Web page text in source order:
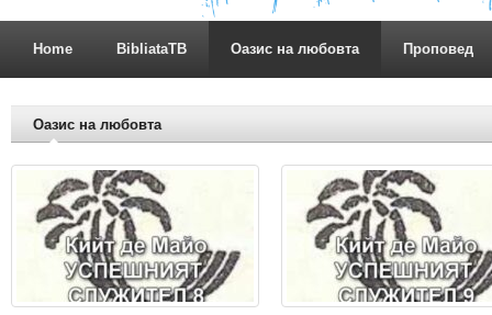
Home BibliataTB Оазис на любовта Проповед
Оазис на любовта